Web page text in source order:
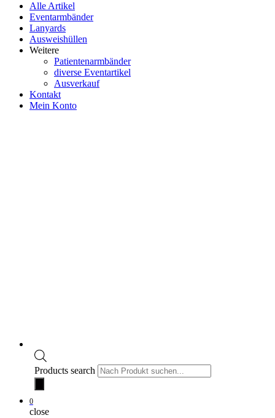
Alle Artikel
Eventarmbänder
Lanyards
Ausweishüllen
Weitere
Patientenarmbänder
diverse Eventartikel
Ausverkauf
Kontakt
Mein Konto
Products search
0
close